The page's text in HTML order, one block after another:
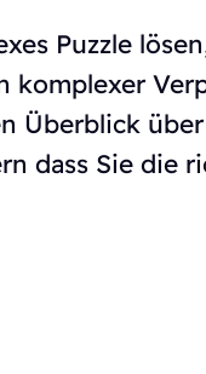
Puzzle
komplexer
Überblick
dass Sie die